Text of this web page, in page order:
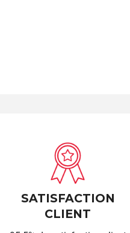
SATISFACTION
CLIENT